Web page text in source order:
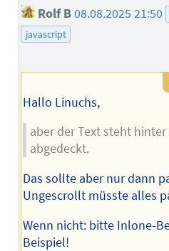
Rolf B08.08.2025 21:50
javascript
Hallo Linuchs,
aber der Text steht
abgedeckt.
Das sollte aber nur dann
Ungescrollt müsste alles
Wenn nicht: bitte Inlone-
Beispiel!